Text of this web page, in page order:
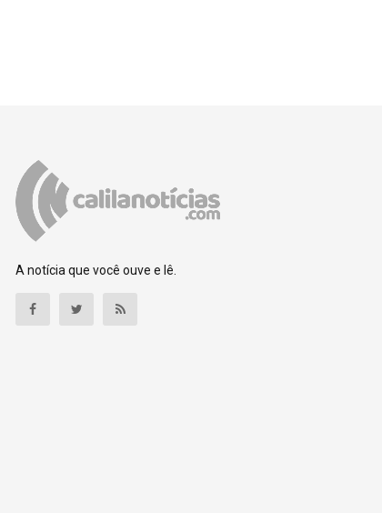
A notícia que você ouve e lê.